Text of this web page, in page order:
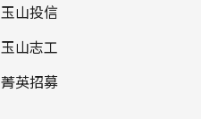
玉山投信
玉山志工
菁英招募